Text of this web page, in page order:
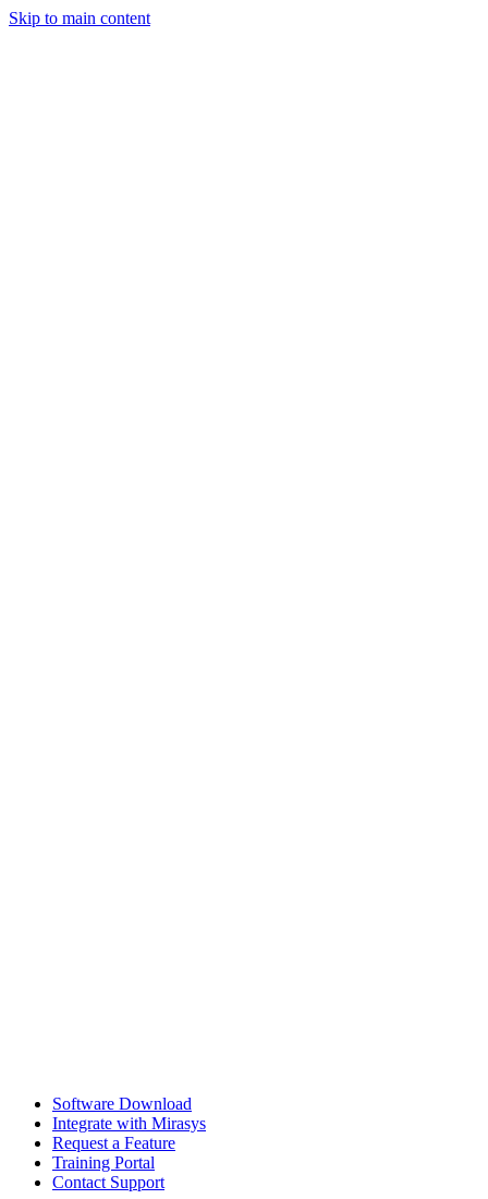
Skip to main content
Software Download
Integrate with Mirasys
Request a Feature
Training Portal
Contact Support